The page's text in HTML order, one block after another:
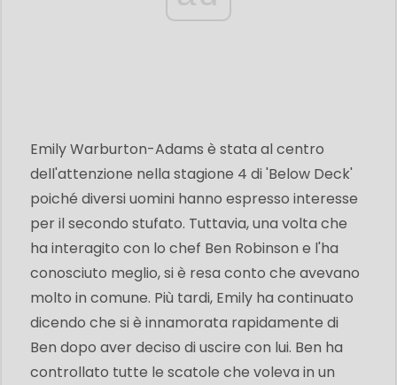
Emily Warburton-Adams è stata al centro
dell'attenzione nella stagione 4 di 'Below Deck'
poiché diversi uomini hanno espresso interesse
per il secondo stufato. Tuttavia, una volta che
ha interagito con lo chef Ben Robinson e l'ha
conosciuto meglio, si è resa conto che avevano
molto in comune. Più tardi, Emily ha continuato
dicendo che si è innamorata rapidamente di
Ben dopo aver deciso di uscire con lui. Ben ha
controllato tutte le scatole che voleva in un